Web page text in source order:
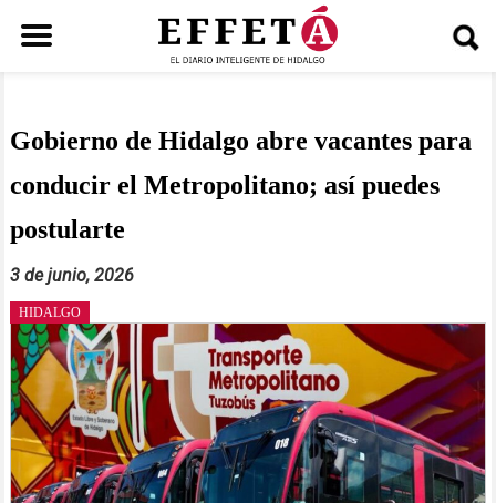
contenido
Gobierno de Hidalgo abre vacantes para
conducir el Metropolitano; así puedes
postularte
3 de junio, 2026
HIDALGO